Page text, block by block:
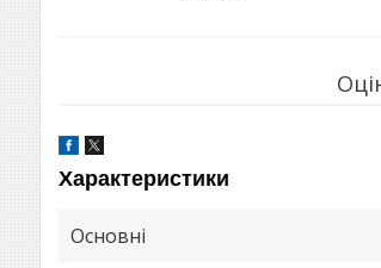
Характеристики
Основні